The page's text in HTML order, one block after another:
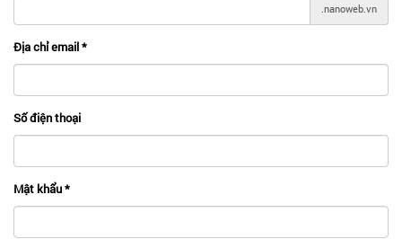
.nanoweb.vn
Địa chỉ email*
Số điện thoại
Mật khẩu*